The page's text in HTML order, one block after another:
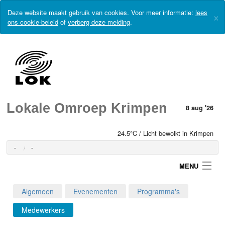
Deze website maakt gebruik van cookies. Voor meer informatie: lees
ons cookie-beleid of verberg deze melding. ×
Lokale Omroep Krimpen 8 aug '26
24.5°C / Licht bewolkt in Krimpen
- -
MENU
Login
Algemeen Evenementen
Programma's
Medewerkers